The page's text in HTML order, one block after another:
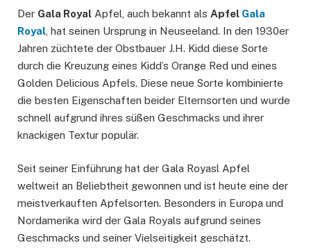
Der Gala Royal Apfel, auch bekannt als Apfel Gala
Royal , hat seinen Ursprung in Neuseeland. In den 1930er
Jahren züchtete der Obstbauer J.H. Kidd diese Sorte
durch die Kreuzung eines Kidd’s Orange Red und eines
Golden Delicious Apfels. Diese neue Sorte kombinierte
die besten Eigenschaften beider Elternsorten und wurde
schnell aufgrund ihres süßen Geschmacks und ihrer
knackigen Textur populär.
Seit seiner Einführung hat der Gala Royasl Apfel
weltweit an Beliebtheit gewonnen und ist heute eine der
meistverkauften Apfelsorten. Besonders in Europa und
Nordamerika wird der Gala Royals aufgrund seines
Geschmacks und seiner Vielseitigkeit geschätzt.